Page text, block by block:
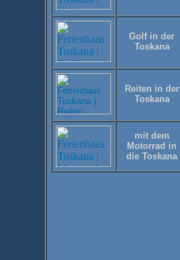
Golf in der
Toskana
Reiten in der
Toskana
mit dem
Motorrad in
die Toskana